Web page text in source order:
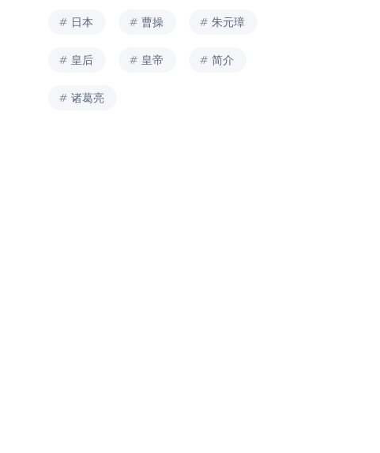
日本 曹操 朱元璋
皇后 皇帝 简介
诸葛亮